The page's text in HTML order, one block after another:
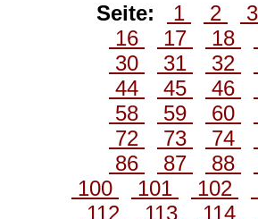
Seite: 1 2
16
17 18
30
31 32
44
45 46
58
59 60
72
73 74
86
87 88
100
101 102
112
113 114